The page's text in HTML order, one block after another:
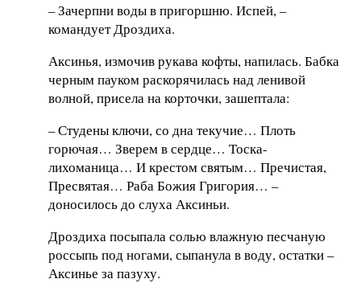
– Зачерпни воды в пригоршню. Испей, –
командует Дроздиха.
Аксинья, измочив рукава кофты, напилась. Бабка
черным пауком раскорячилась над ленивой
волной, присела на корточки, зашептала:
– Студены ключи, со дна текучие… Плоть
горючая… Зверем в сердце… Тоска-
лихоманица… И крестом святым… Пречистая,
Пресвятая… Раба Божия Григория… –
доносилось до слуха Аксиньи.
Дроздиха посыпала солью влажную песчаную
россыпь под ногами, сыпанула в воду, остатки –
Аксинье за пазуху.